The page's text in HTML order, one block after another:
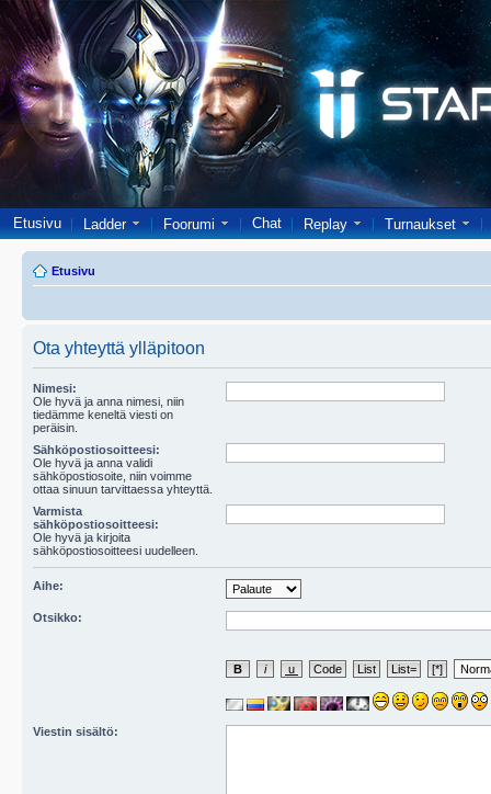
Etusivu Ladder Foorumi Chat Replay Turnaukset
Etusivu
Ota yhteyttä ylläpitoon
Nimesi:
Ole hyvä ja anna nimesi, niin
tiedämme keneltä viesti on
peräisin.
Sähköpostiosoitteesi:
Ole hyvä ja anna validi
sähköpostiosoite, niin voimme
ottaa sinuun tarvittaessa yhteyttä.
Varmista
sähköpostiosoitteesi:
Ole hyvä ja kirjoita
sähköpostiosoitteesi uudelleen.
Aihe:
Otsikko:
Viestin sisältö: